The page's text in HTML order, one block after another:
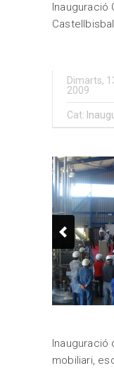
Inauguració
Castellbisbal
Dimarts,
2009
Cat:
mobiliari,